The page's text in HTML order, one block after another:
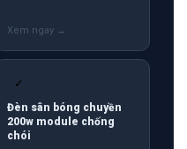
✓
Đèn sân bóng chuyền
200w module chống
chói